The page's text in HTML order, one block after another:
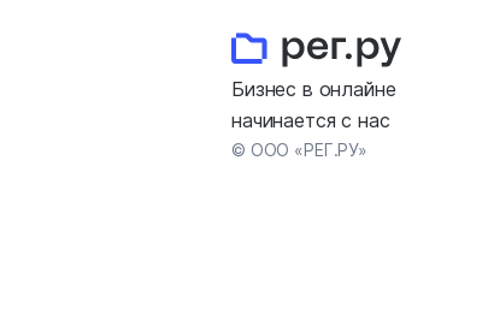
Бизнес в онлайне
начинается с нас
© ООО «РЕГ.РУ»